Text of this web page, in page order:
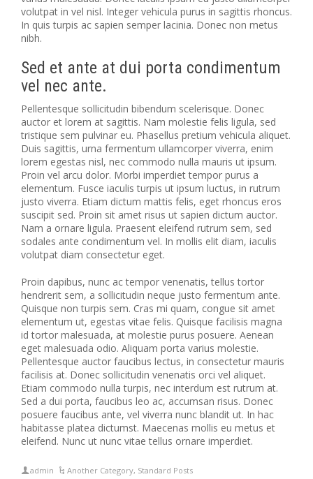
volutpat in vel nisl. Integer vehicula purus in sagittis rhoncus.
In quis turpis ac sapien semper lacinia. Donec non metus
nibh.
Sed et ante at dui porta condimentum
vel nec ante.
Pellentesque sollicitudin bibendum scelerisque. Donec
auctor et lorem at sagittis. Nam molestie felis ligula, sed
tristique sem pulvinar eu. Phasellus pretium vehicula aliquet.
Duis sagittis, urna fermentum ullamcorper viverra, enim
lorem egestas nisl, nec commodo nulla mauris ut ipsum.
Proin vel arcu dolor. Morbi imperdiet tempor purus a
elementum. Fusce iaculis turpis ut ipsum luctus, in rutrum
justo viverra. Etiam dictum mattis felis, eget rhoncus eros
suscipit sed. Proin sit amet risus ut sapien dictum auctor.
Nam a ornare ligula. Praesent eleifend rutrum sem, sed
sodales ante condimentum vel. In mollis elit diam, iaculis
volutpat diam consectetur eget.
Proin dapibus, nunc ac tempor venenatis, tellus tortor
hendrerit sem, a sollicitudin neque justo fermentum ante.
Quisque non turpis sem. Cras mi quam, congue sit amet
elementum ut, egestas vitae felis. Quisque facilisis magna
id tortor malesuada, at molestie purus posuere. Aenean
eget malesuada odio. Aliquam porta varius molestie.
Pellentesque auctor faucibus lectus, in consectetur mauris
facilisis at. Donec sollicitudin venenatis orci vel aliquet.
Etiam commodo nulla turpis, nec interdum est rutrum at.
Sed a dui porta, faucibus leo ac, accumsan risus. Donec
posuere faucibus ante, vel viverra nunc blandit ut. In hac
habitasse platea dictumst. Maecenas mollis eu metus et
eleifend. Nunc ut nunc vitae tellus ornare imperdiet.
admin Another Category, Standard Posts